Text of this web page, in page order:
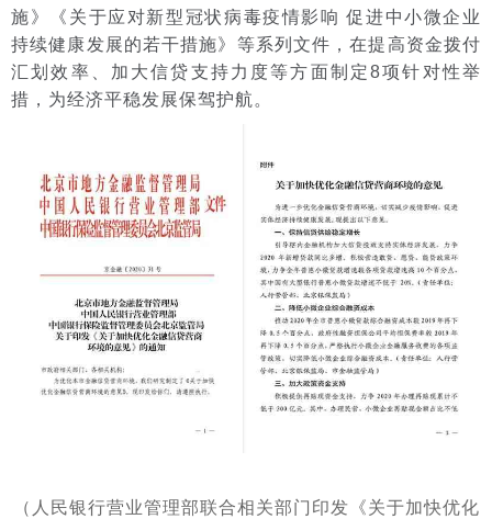
施》《关于应对新型冠状病毒疫情影响 促进中小微企业
持续健康发展的若干措施》等系列文件，在提高资金拨付
汇划效率、加大信贷支持力度等方面制定8项针对性举
措，为经济平稳发展保驾护航。
（人民银行营业管理部联合相关部门印发《关于加快优化